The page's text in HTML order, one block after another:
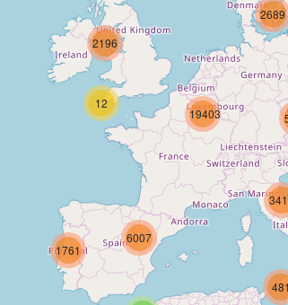
12
2196
2689
481
1761
19403
6007